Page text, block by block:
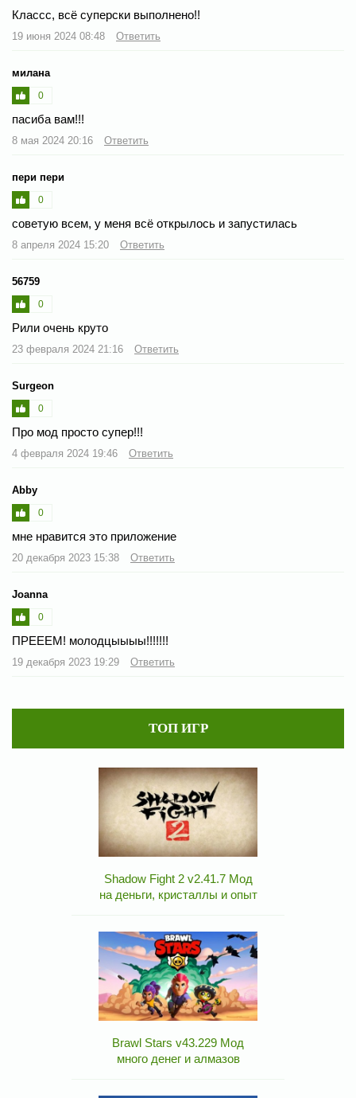
Классс, всё суперски выполнено!!
19 июня 2024 08:48 Ответить
милана
0
пасиба вам!!!
8 мая 2024 20:16 Ответить
пери пери
0
советую всем, у меня всё открылось и запустилась
8 апреля 2024 15:20 Ответить
56759
0
Рили очень круто
23 февраля 2024 21:16 Ответить
Surgeon
0
Про мод просто супер!!!
4 февраля 2024 19:46 Ответить
Abby
0
мне нравится это приложение
20 декабря 2023 15:38 Ответить
Joanna
0
ПРЕЕЕМ! молодцыыыы!!!!!!!
19 декабря 2023 19:29 Ответить
ТОП ИГР
Shadow Fight 2 v2.41.7 Мод
на деньги, кристаллы и опыт
Brawl Stars v43.229 Мод
много денег и алмазов